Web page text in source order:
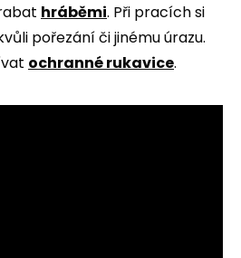
hráběmi. Při pracích si
pořezání či jinému úrazu.
ochranné rukavice.